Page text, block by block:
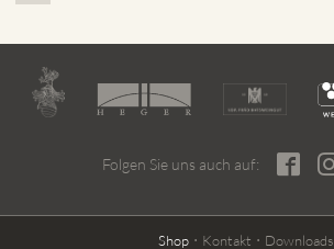
Folgen Sie uns auch auf:
Shop Kontakt Downloads